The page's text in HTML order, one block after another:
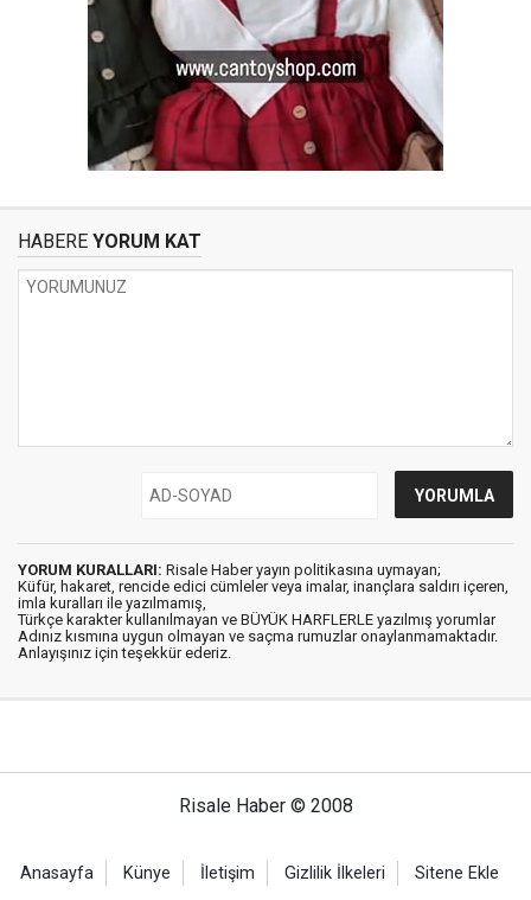
HABERE YORUM KAT
YORUM KURALLARI: Risale Haber yayın politikasına uymayan;
Küfür, hakaret, rencide edici cümleler veya imalar, inançlara saldırı içeren,
imla kuralları ile yazılmamış,
Türkçe karakter kullanılmayan ve BÜYÜK HARFLERLE yazılmış yorumlar
Adınız kısmına uygun olmayan ve saçma rumuzlar onaylanmamaktadır.
Anlayışınız için teşekkür ederiz.
Risale Haber © 2008
Anasayfa Künye İletişim Gizlilik İlkeleri Sitene Ekle